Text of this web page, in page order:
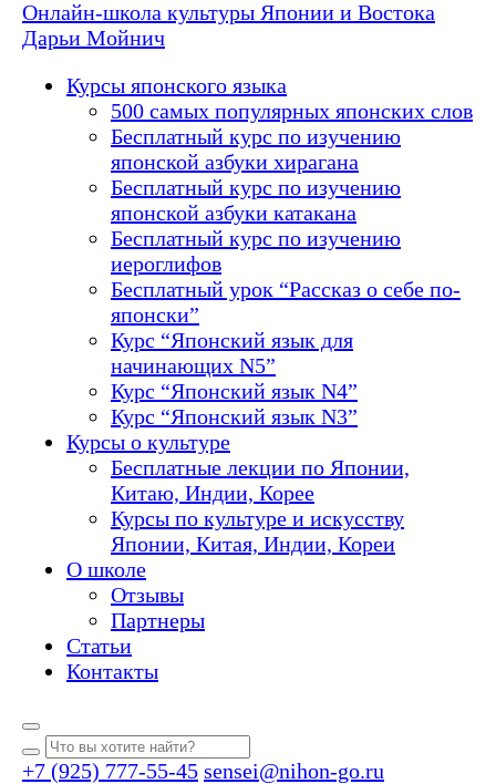
Онлайн-школа культуры Японии и Востока
Дарьи Мойнич
Курсы японского языка
500 самых популярных японских слов
Бесплатный курс по изучению
японской азбуки хирагана
Бесплатный курс по изучению
японской азбуки катакана
Бесплатный курс по изучению
иероглифов
Бесплатный урок “Рассказ о себе по-
японски”
Курс “Японский язык для
начинающих N5”
Курс “Японский язык N4”
Курс “Японский язык N3”
Курсы о культуре
Бесплатные лекции по Японии,
Китаю, Индии, Корее
Курсы по культуре и искусству
Японии, Китая, Индии, Кореи
О школе
Отзывы
Партнеры
Статьи
Контакты
+7 (925) 777-55-45 sensei@nihon-go.ru